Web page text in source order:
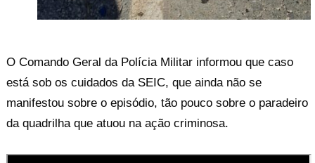
O Comando Geral da Polícia Militar informou que caso
está sob os cuidados da SEIC, que ainda não se
manifestou sobre o episódio, tão pouco sobre o paradeiro
da quadrilha que atuou na ação criminosa.